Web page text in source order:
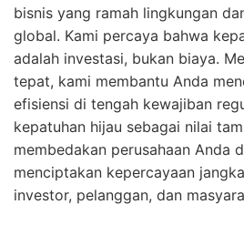
bisnis yang ramah lingkungan
global. Kami percaya bahwa
adalah investasi, bukan biaya.
tepat, kami membantu Anda
efisiensi di tengah kewajiban
kepatuhan hijau sebagai nilai
membedakan perusahaan Anda
menciptakan kepercayaan
investor, pelanggan, dan